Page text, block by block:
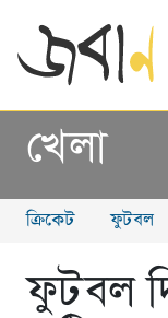
খেলা
ক্রিকেট ফুটবল
ফুটবল